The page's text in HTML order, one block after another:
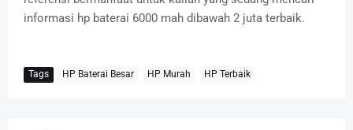
informasi hp baterai 6000 mah dibawah 2 juta terbaik.
Tags HP Baterai Besar HP Murah HP Terbaik